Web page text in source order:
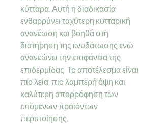
κύτταρα. Αυτή η διαδικασία
ενθαρρύνει ταχύτερη κυτταρική
ανανέωση και βοηθά στη
διατήρηση της ενυδάτωσης ενώ
ανανεώνει την επιφάνεια της
επιδερμίδας. Το αποτέλεσμα είναι
πιο λεία, πιο λαμπερή όψη και
καλύτερη απορρόφηση των
επόμενων προϊόντων
περιποίησης.